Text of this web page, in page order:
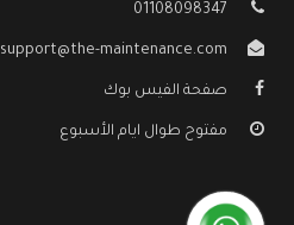
01108098347
support@the-maintenance.com
صفحة الفيس بوك
مفتوح طوال ايام الأسبوع